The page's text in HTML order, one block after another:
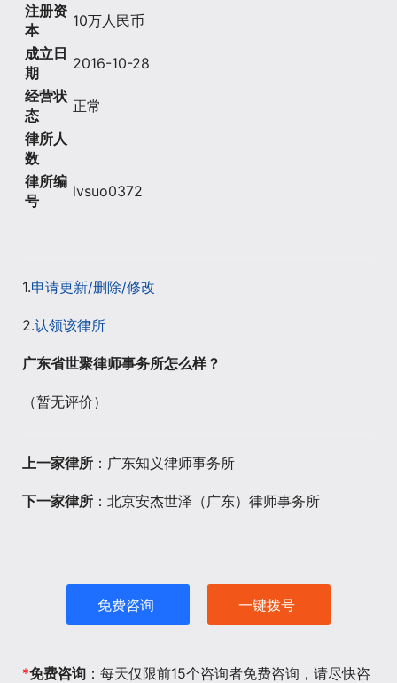
注册资
本
10万人民币
成立日
期
2016-10-28
经营状
态
正常
律所人
数
律所编
号
lvsuo0372
1.申请更新/删除/修改
2.认领该律所
广东省世聚律师事务所怎么样？
（暂无评价）
上一家律所 ：广东知义律师事务所
下一家律所 ：北京安杰世泽（广东）律师事务所
免费咨询 一键拨号
*免费咨询 ：每天仅限前15个咨询者免费咨询，请尽快咨